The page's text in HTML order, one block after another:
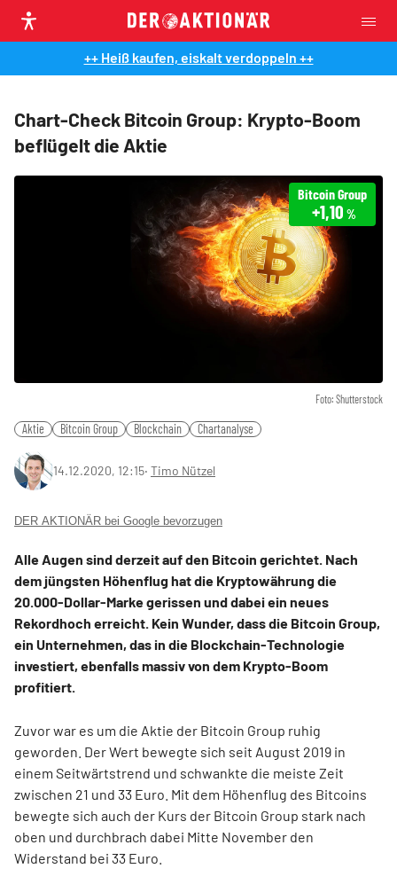
++ Heiß kaufen, eiskalt verdoppeln ++
Chart-Check Bitcoin Group: Krypto-Boom
beflügelt die Aktie
Foto: Shutterstock
Bitcoin Group
+1,10 %
Aktie Bitcoin Group Blockchain Chartanalyse
14.12.2020, 12:15‧ Timo Nützel
DER AKTIONÄR bei Google bevorzugen
Alle Augen sind derzeit auf den Bitcoin gerichtet. Nach
dem jüngsten Höhenflug hat die Kryptowährung die
20.000-Dollar-Marke gerissen und dabei ein neues
Rekordhoch erreicht. Kein Wunder, dass die Bitcoin Group,
ein Unternehmen, das in die Blockchain-Technologie
investiert, ebenfalls massiv von dem Krypto-Boom
profitiert.
Zuvor war es um die Aktie der Bitcoin Group ruhig
geworden. Der Wert bewegte sich seit August 2019 in
einem Seitwärtstrend und schwankte die meiste Zeit
zwischen 21 und 33 Euro. Mit dem Höhenflug des Bitcoins
bewegte sich auch der Kurs der Bitcoin Group stark nach
oben und durchbrach dabei Mitte November den
Widerstand bei 33 Euro.